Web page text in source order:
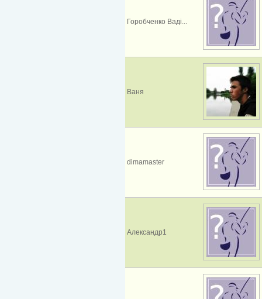
Горобченко Ваді...
Ваня
dimamaster
Александр1